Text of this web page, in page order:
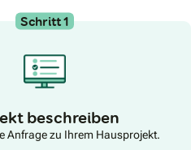
Schritt 1
beschreiben
Anfrage zu Ihrem Hausprojekt.